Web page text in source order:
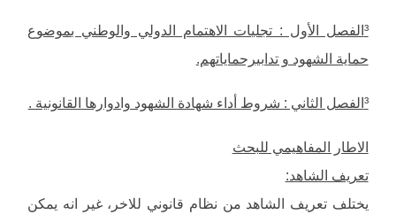
³الفصل الأول : تجليات الاهتمام الدولي والوطني بموضوع
حماية الشهود و تدابيرحماياتهم.
³الفصل الثاني : شروط أداء شهادة الشهود وادوارها القانونية .
الاطار المفاهيمي للبحث
تعريف الشاهد:
يختلف تعريف الشاهد من نظام قانوني للاخر، غير انه يمكن